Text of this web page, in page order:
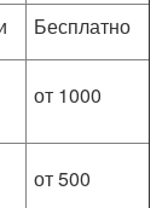
Бесплатно
от 1000
от 500